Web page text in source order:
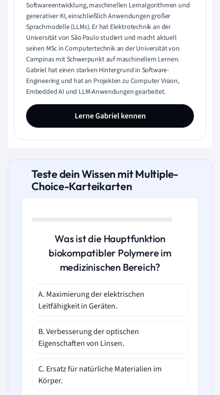
Softwareentwicklung, maschinellen Lernalgorithmen und
generativer KI, einschließlich Anwendungen großer
Sprachmodelle (LLMs). Er hat Elektrotechnik an der
Universität von São Paulo studiert und macht aktuell
seinen MSc in Computertechnik an der Universität von
Campinas mit Schwerpunkt auf maschinellem Lernen.
Gabriel hat einen starken Hintergrund in Software-
Engineering und hat an Projekten zu Computer Vision,
Embedded AI und LLM-Anwendungen gearbeitet.
Lerne Gabriel kennen
Teste dein Wissen mit Multiple-
Choice-Karteikarten
Was ist die Hauptfunktion
biokompatibler Polymere im
medizinischen Bereich?
A. Maximierung der elektrischen
Leitfähigkeit in Geräten.
B. Verbesserung der optischen
Eigenschaften von Linsen.
C. Ersatz für natürliche Materialien im
Körper.